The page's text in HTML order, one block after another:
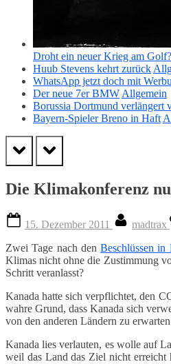
Droht ein neuer Krieg am Golf?
Huub Stevens kehrt zurück
WhatsApp jetzt doch mit
Der neue 7er BMW Allgemein
Borussia Dortmund verlängert
Bayern-Spieler Breno in Haft
prev next
Die Klimakonferenz
on
15. Dezember 2011 madtrax
Zwei Tage nach denBeschlüssen in
Klimas nicht ohne die Zustimmung
Schritt veranlasst?
Kanada hatte sich verpflichtet, den
wahre Grund, dass Kanada sich
von den anderen Ländern zu
Kanada lies verlauten, es wolle auf
weil das Land das Ziel nicht erreicht